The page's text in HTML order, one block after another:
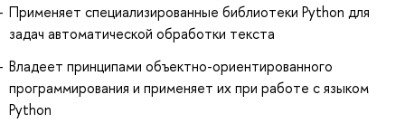
Применяет специализированные библиотеки Python для
задач автоматической обработки текста
Владеет принципами объектно-ориентированного
программирования и применяет их при работе с языком
Python